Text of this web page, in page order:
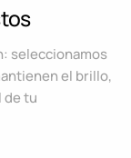
seleccionamos
el brillo,
de tu